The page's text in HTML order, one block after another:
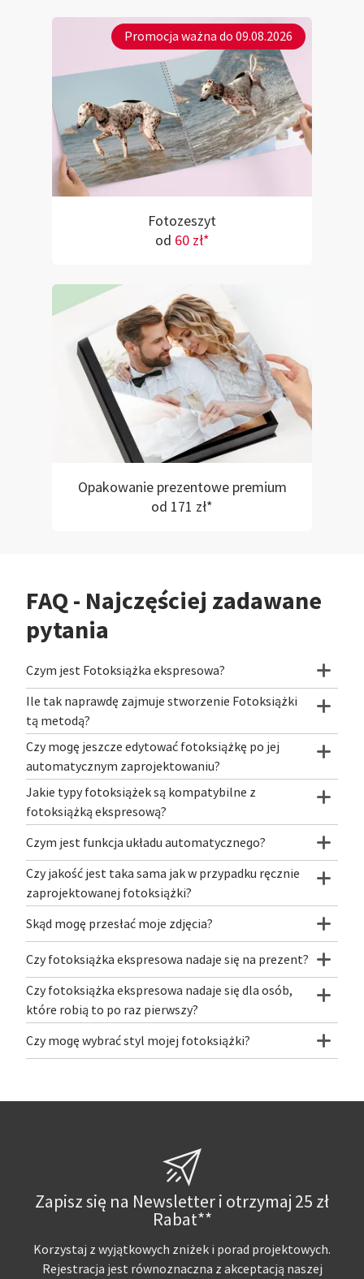
Promocja ważna do 09.08.2026
Fotozeszyt
od 60 zł*
Opakowanie prezentowe premium
od 171 zł*
FAQ - Najczęściej zadawane
pytania
Czym jest Fotoksiążka ekspresowa?
Ile tak naprawdę zajmuje stworzenie Fotoksiążki
tą metodą?
Czy mogę jeszcze edytować fotoksiążkę po jej
automatycznym zaprojektowaniu?
Jakie typy fotoksiążek są kompatybilne z
fotoksiążką ekspresową?
Czym jest funkcja układu automatycznego?
Czy jakość jest taka sama jak w przypadku ręcznie
zaprojektowanej fotoksiążki?
Skąd mogę przesłać moje zdjęcia?
Czy fotoksiążka ekspresowa nadaje się na prezent?
Czy fotoksiążka ekspresowa nadaje się dla osób,
które robią to po raz pierwszy?
Czy mogę wybrać styl mojej fotoksiążki?
Zapisz się na Newsletter i otrzymaj 25 zł
Rabat**
Korzystaj z wyjątkowych zniżek i porad projektowych.
Rejestracja jest równoznaczna z akceptacją naszej